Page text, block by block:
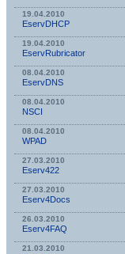
19.04.2010
EservDHCP
19.04.2010
EservRubricator
08.04.2010
EservDNS
08.04.2010
NSСI
08.04.2010
WPAD
27.03.2010
Eserv422
27.03.2010
Eserv4Docs
26.03.2010
Eserv4FAQ
21.03.2010